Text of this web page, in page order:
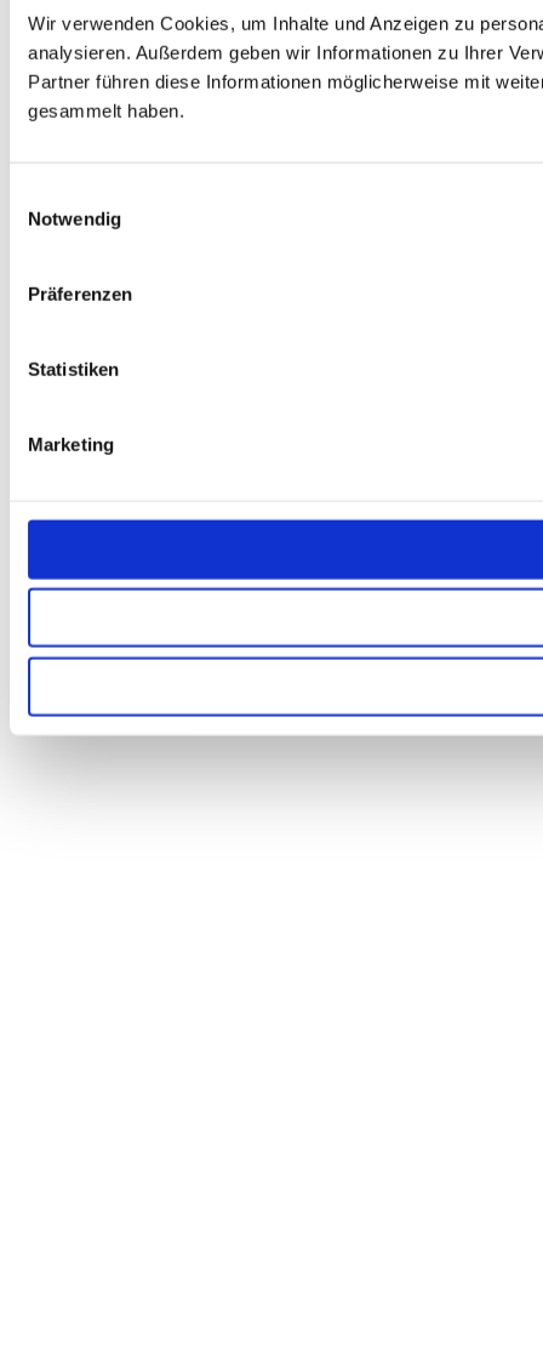
Wir verwenden Cookies, um Inhalte und Anzeigen zu
analysieren. Außerdem geben wir Informationen zu Ihrer
Partner führen diese Informationen möglicherweise mit
gesammelt haben.
Notwendig
Präferenzen
Statistiken
Marketing